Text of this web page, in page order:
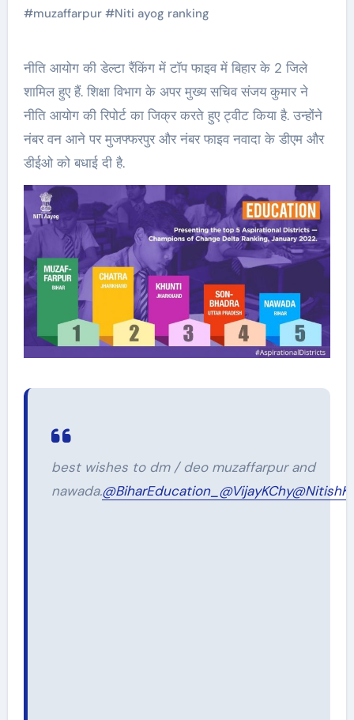
#muzaffarpur#Niti ayog ranking
नीति आयोग की डेल्टा रैंकिंग में टॉप फाइव में बिहार के 2 जिले
शामिल हुए हैं. शिक्षा विभाग के अपर मुख्य सचिव संजय कुमार ने
नीति आयोग की रिपोर्ट का जिक्र करते हुए ट्वीट किया है. उन्होंने
नंबर वन आने पर मुजफ्फरपुर और नंबर फाइव नवादा के डीएम और
डीईओ को बधाई दी है.
best wishes to dm / deo muzaffarpur and
nawada.@BiharEducation_ @VijayKChy